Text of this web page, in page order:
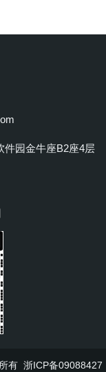
件园金牛座B2座4层
有 浙ICP备09088427